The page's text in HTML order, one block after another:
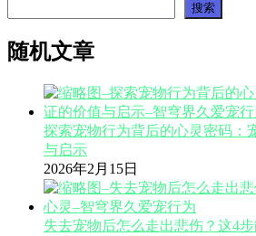
搜索
随机文章
探索宠物行为背后的心灵密码：
与启示
2026年2月15日
失去宠物后怎么走出悲伤？这4